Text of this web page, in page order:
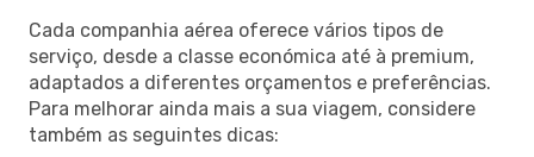
Cada companhia aérea oferece vários tipos de
serviço, desde a classe económica até à premium,
adaptados a diferentes orçamentos e preferências.
Para melhorar ainda mais a sua viagem, considere
também as seguintes dicas: